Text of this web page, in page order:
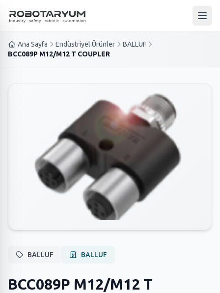
Ana içeriğe geç
Ana
Ana Sayfa Endüstriyel Ürünler
BALLUF
BCC089P M12/M12 T COUPLER
BALLUF BALLUF
BCC089P M12/M12 T